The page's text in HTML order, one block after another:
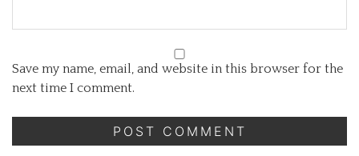
Save my name, email, and website in this browser for the
next time I comment.